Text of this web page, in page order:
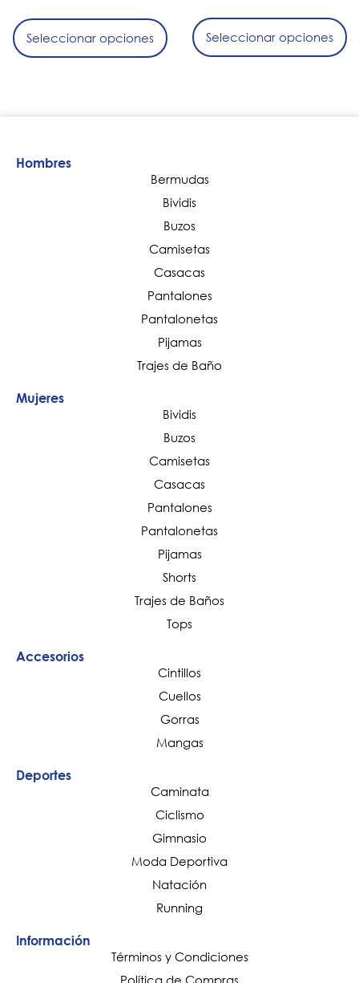
Seleccionar opciones Seleccionar opciones
Hombres
Bermudas
Bividis
Buzos
Camisetas
Casacas
Pantalones
Pantalonetas
Pijamas
Trajes de Baño
Mujeres
Bividis
Buzos
Camisetas
Casacas
Pantalones
Pantalonetas
Pijamas
Shorts
Trajes de Baños
Tops
Accesorios
Cintillos
Cuellos
Gorras
Mangas
Deportes
Caminata
Ciclismo
Gimnasio
Moda Deportiva
Natación
Running
Información
Términos y Condiciones